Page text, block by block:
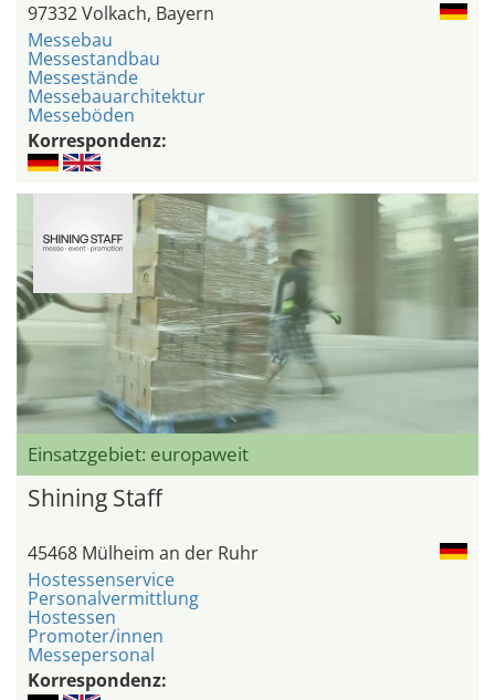
97332 Volkach, Bayern
Messebau
Messestandbau
Messestände
Messebauarchitektur
Messeböden
Korrespondenz:
Einsatzgebiet: europaweit
Shining Staff
45468 Mülheim an der Ruhr
Hostessenservice
Personalvermittlung
Hostessen
Promoter/innen
Messepersonal
Korrespondenz: